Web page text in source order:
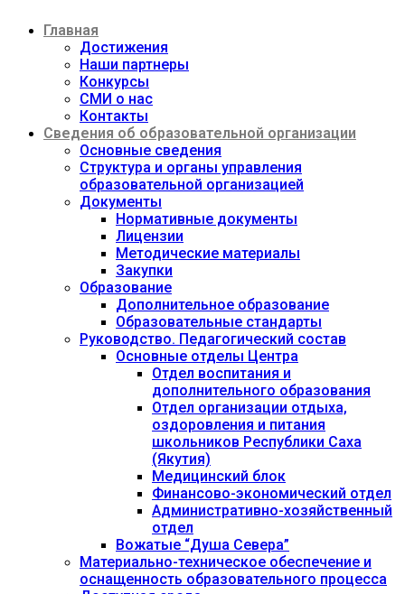
содержимому
Главная
Достижения
Наши партнеры
Конкурсы
СМИ о нас
Контакты
Сведения об образовательной организации
Основные сведения
Структура и органы управления
образовательной организацией
Документы
Нормативные документы
Лицензии
Методические материалы
Закупки
Образование
Дополнительное образование
Образовательные стандарты
Руководство. Педагогический состав
Основные отделы Центра
Отдел воспитания и
дополнительного образования
Отдел организации отдыха,
оздоровления и питания
школьников Республики Саха
(Якутия)
Медицинский блок
Финансово-экономический отдел
Административно-хозяйственный
отдел
Вожатые “Душа Севера”
Материально-техническое обеспечение и
оснащенность образовательного процесса